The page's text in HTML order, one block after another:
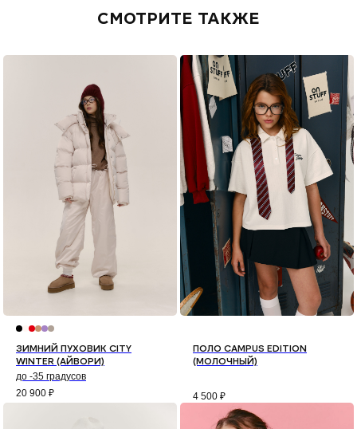
СМОТРИТЕ ТАКЖЕ
ЗИМНИЙ ПУХОВИК CITY
WINTER (АЙВОРИ)
до -35 градусов
20 900 ₽
ПОЛО CAMPUS EDITION
(МОЛОЧНЫЙ)
4 500 ₽